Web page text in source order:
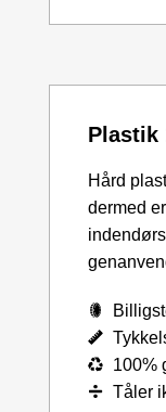
Plastik
Hård
dermed
100%
Tåler